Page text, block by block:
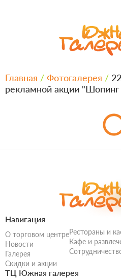
Главная / Фотогалерея /
рекламной акции "Шопинг
Навигация
О торговом центре
Новости
Галерея
Скидки и акции
Рестораны и
Кафе и
ТЦ Южная галерея